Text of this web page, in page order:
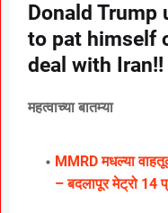
Donald
to pat himself
deal with Iran!!
महत्वाच्या बातम्या
MMRD मधल्या
– बदलापूर मेट्रो 14